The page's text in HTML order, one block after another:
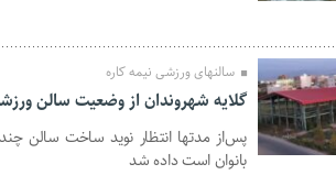
سالنهای ورزشی نیمه کاره
گلایه شهروندان از وضعیت سالن
پسﺍﺯ ﻣﺪﺗﻬﺎ ﺍﻧﺘﻈﺎﺭ ﻧﻮﯾﺪ ﺳﺎﺧﺖ سالن
بانوان است داده شد